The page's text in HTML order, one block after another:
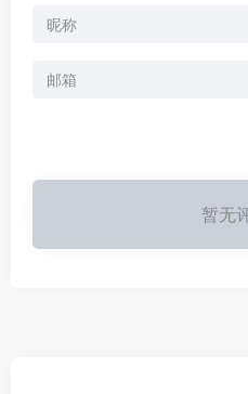
暂无